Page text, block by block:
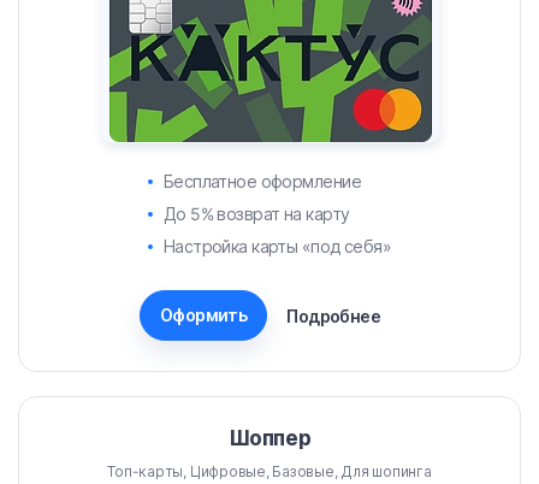
Бесплатное оформление
До 5% возврат на карту
Настройка карты «под себя»
Оформить Подробнее
Шоппер
Топ-карты, Цифровые, Базовые, Для шопинга